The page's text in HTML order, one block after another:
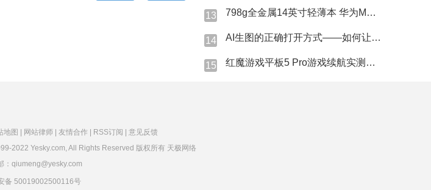
13 798g全金属14英寸轻薄本 华为MateBook Pro S现场上手
14 AI生图的正确打开方式——如何让AI精准猜中我的心思？
15 红魔游戏平板5 Pro游戏续航实测表现究竟如何？
地图 | 网站律师 | 友情合作 | RSS订阅 | 意见反馈
2022 Yesky.com, All Rights Reserved 版权所有 天极网络
：qiumeng@yesky.com
备 50019002500116号